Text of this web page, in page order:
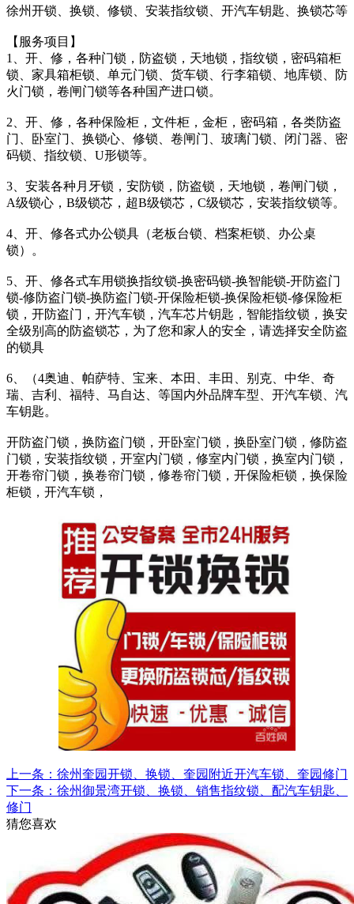
徐州开锁、换锁、修锁、安装指纹锁、开汽车钥匙、换锁芯等
【服务项目】
1、开、修，各种门锁，防盗锁，天地锁，指纹锁，密码箱柜
锁、家具箱柜锁、单元门锁、货车锁、行李箱锁、地库锁、防
火门锁，卷闸门锁等各种国产进口锁。
2、开、修，各种保险柜，文件柜，金柜，密码箱，各类防盗
门、卧室门、换锁心、修锁、卷闸门、玻璃门锁、闭门器、密
码锁、指纹锁、U形锁等。
3、安装各种月牙锁，安防锁，防盗锁，天地锁，卷闸门锁，
A级锁心，B级锁芯，超B级锁芯，C级锁芯，安装指纹锁等。
4、开、修各式办公锁具（老板台锁、档案柜锁、办公桌
锁）。
5、开、修各式车用锁换指纹锁-换密码锁-换智能锁-开防盗门
锁-修防盗门锁-换防盗门锁-开保险柜锁-换保险柜锁-修保险柜
锁，开防盗门，开汽车锁，汽车芯片钥匙，智能指纹锁，换安
全级别高的防盗锁芯，为了您和家人的安全，请选择安全防盗
的锁具
6、（4奥迪、帕萨特、宝来、本田、丰田、别克、中华、奇
瑞、吉利、福特、马自达、等国内外品牌车型、开汽车锁、汽
车钥匙。
开防盗门锁，换防盗门锁，开卧室门锁，换卧室门锁，修防盗
门锁，安装指纹锁，开室内门锁，修室内门锁，换室内门锁，
开卷帘门锁，换卷帘门锁，修卷帘门锁，开保险柜锁，换保险
柜锁，开汽车锁，
上一条：徐州奎园开锁、换锁、奎园附近开汽车锁、奎园修门
下一条：徐州御景湾开锁、换锁、销售指纹锁、配汽车钥匙、
修门
猜您喜欢